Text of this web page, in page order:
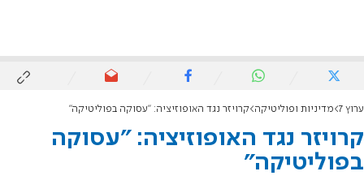
ערוץ 7 מדיניות ופוליטיקה קרויזר נגד האופוזיציה: "עסוקה בפוליטיקה"
קרויזר נגד האופוזיציה: "עסוקה
בפוליטיקה"